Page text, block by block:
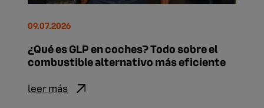
¿Qué es GLP en coches? Todo sobre el
combustible alternativo más eficiente
09.07.2026
leer más